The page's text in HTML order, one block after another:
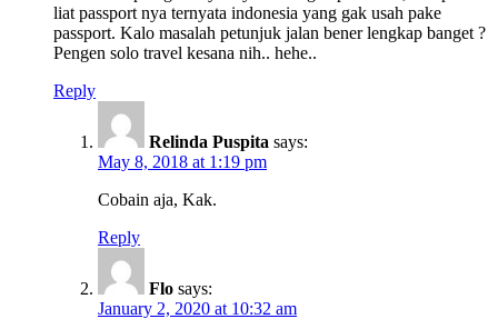
liat passport nya ternyata indonesia yang gak usah pake
passport. Kalo masalah petunjuk jalan bener lengkap banget ?
Pengen solo travel kesana nih.. hehe..
Reply
Relinda Puspita says:
May 8, 2018 at 1:19 pm
Cobain aja, Kak.
Reply
Flo says:
January 2, 2020 at 10:32 am